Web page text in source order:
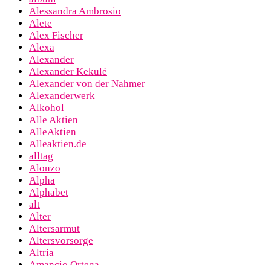
Alessandra Ambrosio
Alete
Alex Fischer
Alexa
Alexander
Alexander Kekulé
Alexander von der Nahmer
Alexanderwerk
Alkohol
Alle Aktien
AlleAktien
Alleaktien.de
alltag
Alonzo
Alpha
Alphabet
alt
Alter
Altersarmut
Altersvorsorge
Altria